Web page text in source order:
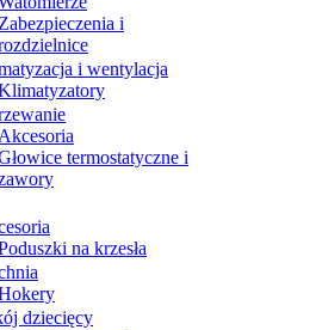
Zabezpieczenia i
i wentylacja
Akcesoria
termostatyczne i
na krzesła
dziecięcy